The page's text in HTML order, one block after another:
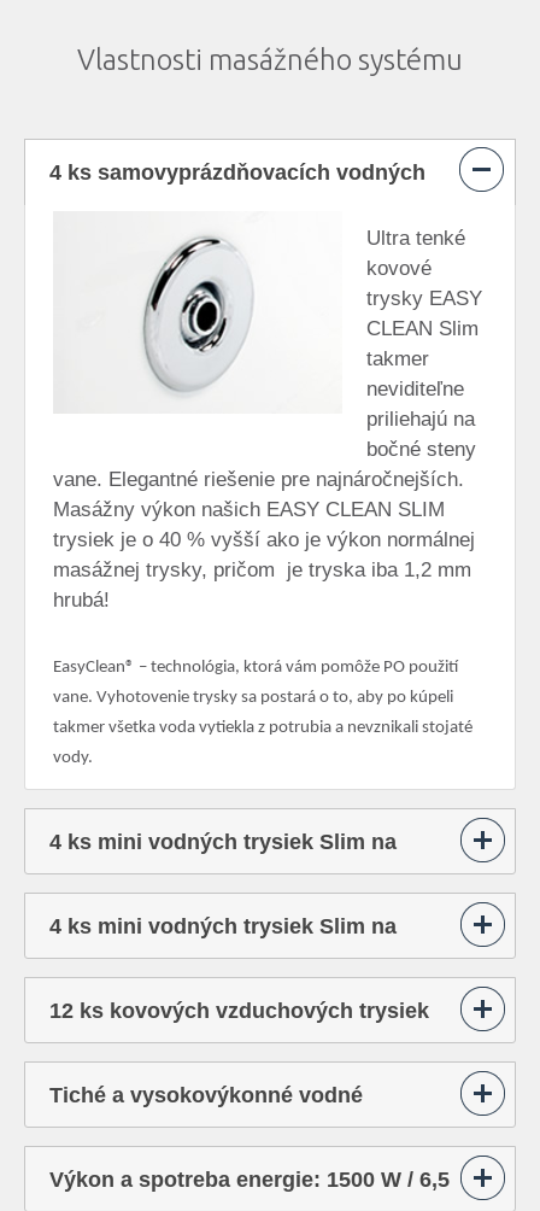
Vlastnosti masážného systému
4 ks samovyprázdňovacích vodných
trysiek EasyClean® Slim
Ultra tenké
kovové
trysky EASY
CLEAN Slim
takmer
neviditeľne
priliehajú na
bočné steny
vane. Elegantné riešenie pre najnáročnejších.
Masážny výkon našich EASY CLEAN SLIM
trysiek je o 40 % vyšší ako je výkon normálnej
masážnej trysky, pričom je tryska iba 1,2 mm
hrubá!
EasyClean® – technológia, ktorá vám pomôže PO použití
vane. Vyhotovenie trysky sa postará o to, aby po kúpeli
takmer všetka voda vytiekla z potrubia a nevznikali stojaté
vody.
4 ks mini vodných trysiek Slim na
4 ks mini vodných trysiek Slim na
12 ks kovových vzduchových trysiek
Tiché a vysokovýkonné vodné
Výkon a spotreba energie: 1500 W / 6,5